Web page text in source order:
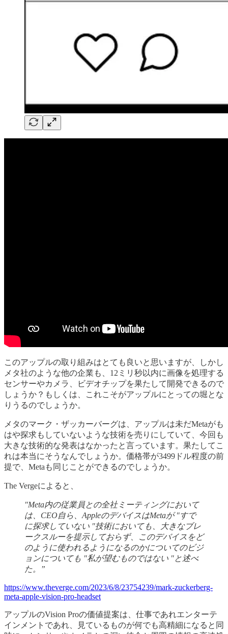
このアップルの取り組みはとても良いと思いますが、しかし
メタ社のような他の企業も、12ミリ秒以内に画像を処理する
センサーやカメラ、ビデオチップを果たして開発できるので
しょうか？もしくは、これこそがアップルにとっての堀とな
りうるのでしょうか。
メタのマーク・ザッカーバーグは、アップルは未だMetaがも
はや探求もしていないような技術を売りにしていて、今回も
大きな技術的な発表はなかったと言っています。果たしてこ
れは本当にそうなんでしょうか。価格帯が3499ドル程度の前
提で、Metaも同じことができるのでしょうか。
The Vergeによると、
"Meta内の従業員との全社ミーティングにおいて
は、CEO自ら、AppleのデバイスはMetaが "すで
に探求していない "技術においても、大きなブレ
ークスルーを提示しておらず、このデバイスをど
のように使われるようになるのかについてのビジ
ョンについても "私が望むものではない "と述べ
た。”
https://www.theverge.com/2023/6/8/23754239/mark-zuckerberg-
meta-apple-vision-pro-headset
アップルのVision Proの価値提案は、仕事であれエンターテ
インメントであれ、見ているものが何でも高精細になると同